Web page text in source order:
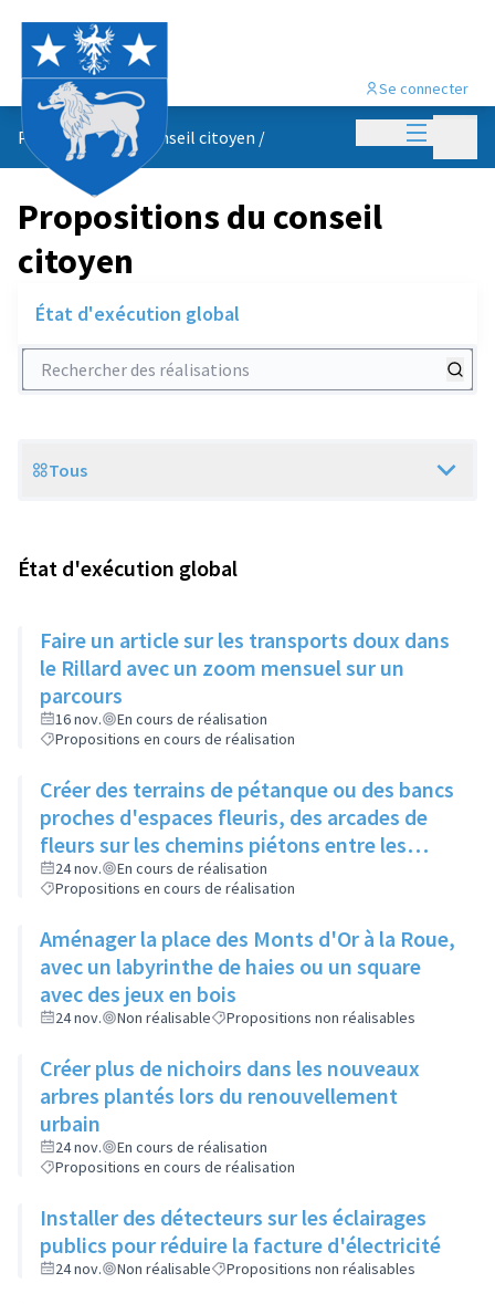
Menu
Se connecter
Propositions du conseil citoyen /
Propositions du conseil
citoyen
État d'exécution global
Rechercher des réalisations
Scope
Tous
État d'exécution global
Faire un article sur les transports doux dans
le Rillard avec un zoom mensuel sur un
parcours
16 nov.
En cours de réalisation
Propositions en cours de réalisation
Créer des terrains de pétanque ou des bancs
proches d'espaces fleuris, des arcades de
fleurs sur les chemins piétons entre les
immeubles
24 nov.
En cours de réalisation
Propositions en cours de réalisation
Aménager la place des Monts d'Or à la Roue,
avec un labyrinthe de haies ou un square
avec des jeux en bois
24 nov. Non réalisable Propositions non réalisables
Créer plus de nichoirs dans les nouveaux
arbres plantés lors du renouvellement
urbain
24 nov.
En cours de réalisation
Propositions en cours de réalisation
Installer des détecteurs sur les éclairages
publics pour réduire la facture d'électricité
24 nov. Non réalisable Propositions non réalisables